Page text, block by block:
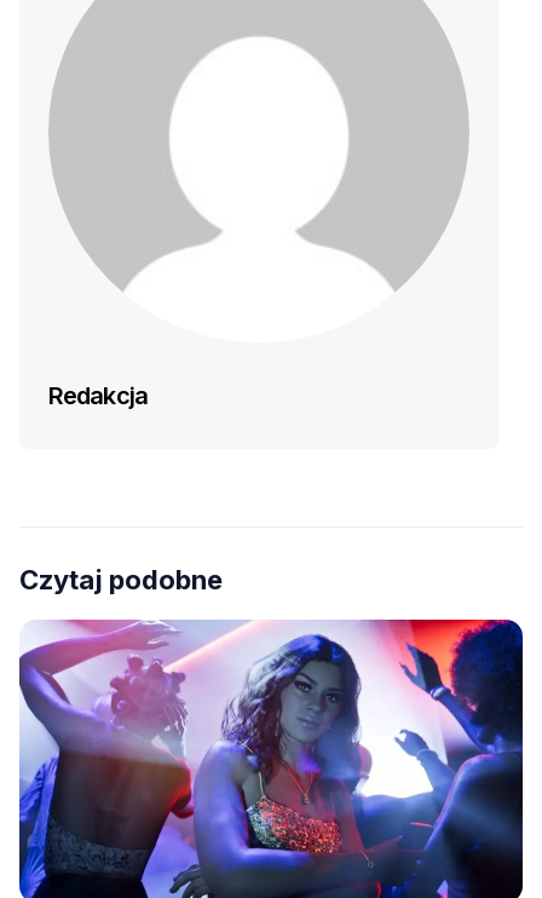
Redakcja
Czytaj podobne